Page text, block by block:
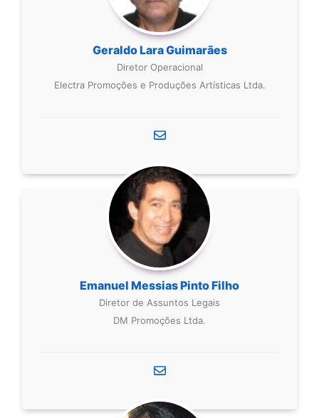
Geraldo Lara Guimarães
Diretor Operacional
Electra Promoções e Produções Artísticas Ltda.
Emanuel Messias Pinto Filho
Diretor de Assuntos Legais
DM Promoções Ltda.